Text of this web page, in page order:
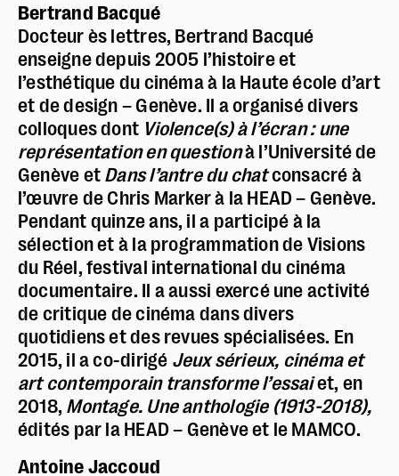
Bertrand Bacqué
Docteur ès lettres, Bertrand Bacqué
enseigne depuis 2005 l’histoire et
l’esthétique du cinéma à la Haute école d’art
et de design – Genève. Il a organisé divers
colloques dont Violence(s) à l’écran : une
représentation en questionà l’Université de
Genève et Dans l’antre du chatconsacré à
l’œuvre de Chris Marker à la HEAD – Genève.
Pendant quinze ans, il a participé à la
sélection et à la programmation de Visions
du Réel, festival international du cinéma
documentaire. Il a aussi exercé une activité
de critique de cinéma dans divers
quotidiens et des revues spécialisées. En
2015, il a co-dirigé Jeux sérieux, cinéma et
art contemporain transforme l’essaiet, en
2018, Montage. Une anthologie (1913-2018),
édités par la HEAD – Genève et le MAMCO.
Antoine Jaccoud